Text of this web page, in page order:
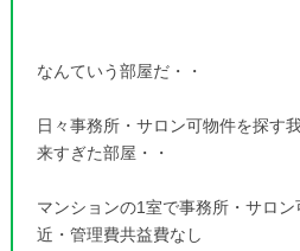
なんていう部屋だ・・
日々事務所・サロン可物件を探す
来すぎた部屋・・
マンションの1室で事務所・サロ
近・管理費共益費なし